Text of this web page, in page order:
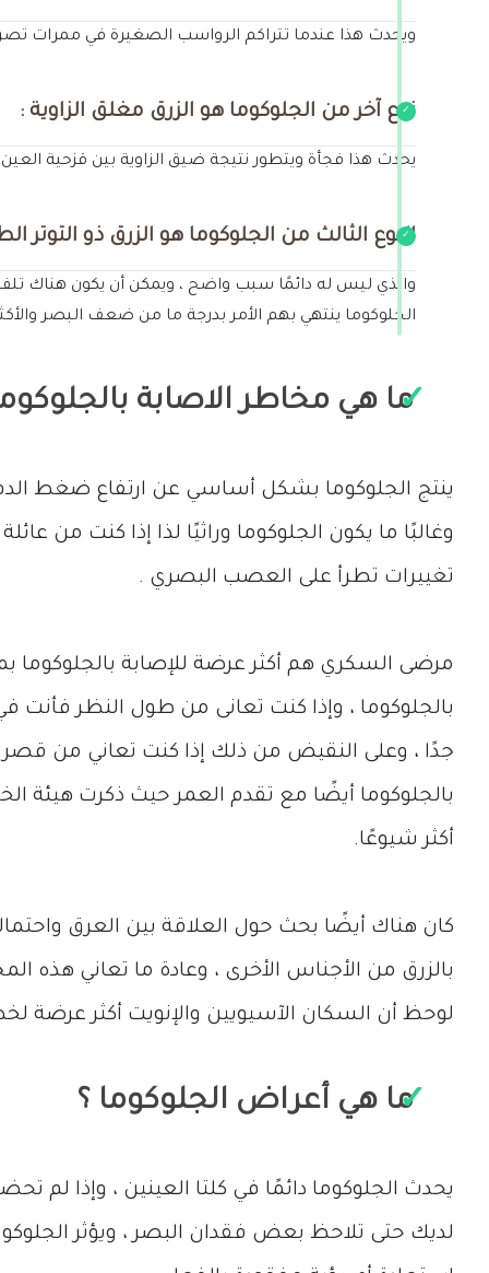
ويحدث هذا عندما تتراكم الرواسب الصغيرة في ممرات
نوع آخر من الجلوكوما هو الزرق مغلق الزاوية :
يحدث هذا فجأة ويتطور نتيجة ضيق الزاوية بين قزحية
النوع الثالث من الجلوكوما هو الزرق ذو التوتر
الجلوكوما ينتهي بهم الأمر بدرجة ما من ضعف البصر والأكثر إثارة للقلق أن 5٪ من حالات الجلوكوما
ما هي مخاطر الاصابة
ينتج الجلوكوما بشكل أساسي عن ارتفاع ضغط الدم
وغالبًا ما يكون الجلوكوما وراثيًا لذا إذا كنت
تغييرات تطرأ على العصب البصري .
مرضى السكري هم أكثر عرضة للإصابة بالجلوكوما
بالجلوكوما ، وإذا كنت تعانى من طول النظر فأنت
جدًا ، وعلى النقيض من ذلك إذا كنت تعاني من قصر
بالجلوكوما أيضًا مع تقدم العمر حيث ذكرت هيئة
أكثر شيوعًا.
كان هناك أيضًا بحث حول العلاقة بين العرق
بالزرق من الأجناس الأخرى ، وعادة ما تعاني هذه
لوحظ أن السكان الآسيويين والإنويت أكثر عرضة
ما هي أعراض الجلوكوما ؟
يحدث الجلوكوما دائمًا في كلتا العينين ، وإذا لم
لديك حتى تلاحظ بعض فقدان البصر ، ويؤثر